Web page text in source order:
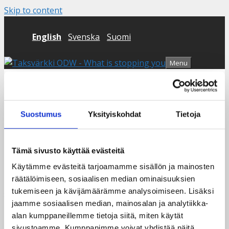
Suostumus Yksityiskohdat Tietoja
Tämä sivusto käyttää evästeitä
Käytämme evästeitä tarjoamamme sisällön ja mainosten
räätälöimiseen, sosiaalisen median ominaisuuksien
tukemiseen ja kävijämäärämme analysoimiseen. Lisäksi
jaamme sosiaalisen median, mainosalan ja analytiikka-
alan kumppaneillemme tietoja siitä, miten käytät
Skip to content
English Svenska Suomi
Menu
Nothing Found
Perhaps searching can help.
Search for:
Search for:
Recent Posts